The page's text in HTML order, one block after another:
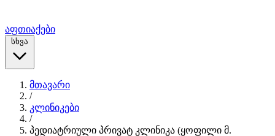
აფთიაქები
სხვა
მთავარი
/
კლინიკები
/
პედიატრიული პრივატ კლინიკა (ყოფილი მ.